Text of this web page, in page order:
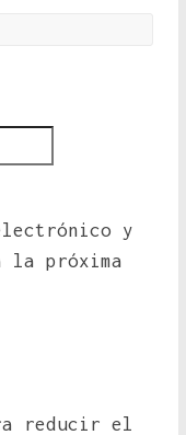
y
la próxima
reducir el